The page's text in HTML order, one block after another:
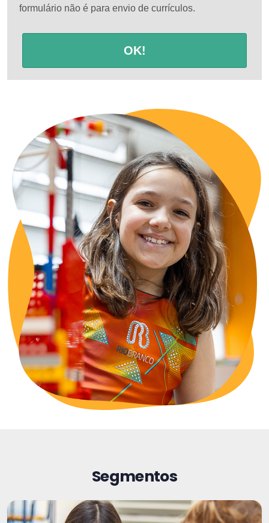
formulário não é para envio de currículos.
OK!
Segmentos